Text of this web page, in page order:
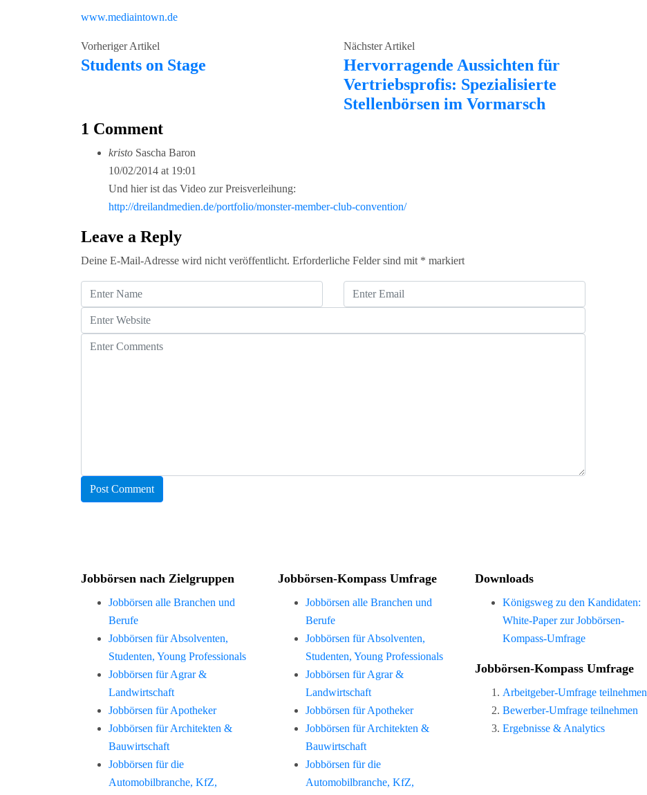
www.mediaintown.de
Vorheriger Artikel
Students on Stage
Nächster Artikel
Hervorragende Aussichten für
Vertriebsprofis: Spezialisierte
Stellenbörsen im Vormarsch
1 Comment
kristo Sascha Baron
10/02/2014 at 19:01
Und hier ist das Video zur Preisverleihung:
http://dreilandmedien.de/portfolio/monster-member-club-convention/
Leave a Reply
Deine E-Mail-Adresse wird nicht veröffentlicht. Erforderliche Felder sind mit * markiert
Jobbörsen nach Zielgruppen
Jobbörsen alle Branchen und
Berufe
Jobbörsen für Absolventen,
Studenten, Young Professionals
Jobbörsen für Agrar &
Landwirtschaft
Jobbörsen für Apotheker
Jobbörsen für Architekten &
Bauwirtschaft
Jobbörsen für die
Automobilbranche, KfZ,
Jobbörsen-Kompass Umfrage
Jobbörsen alle Branchen und
Berufe
Jobbörsen für Absolventen,
Studenten, Young Professionals
Jobbörsen für Agrar &
Landwirtschaft
Jobbörsen für Apotheker
Jobbörsen für Architekten &
Bauwirtschaft
Jobbörsen für die
Automobilbranche, KfZ,
Downloads
Königsweg zu den Kandidaten:
White-Paper zur Jobbörsen-
Kompass-Umfrage
Jobbörsen-Kompass Umfrage
Arbeitgeber-Umfrage teilnehmen
Bewerber-Umfrage teilnehmen
Ergebnisse & Analytics